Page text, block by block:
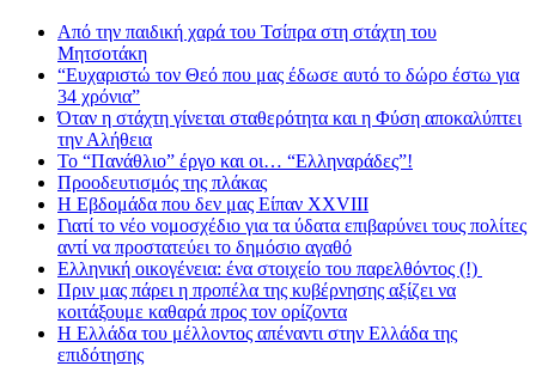
Από την παιδική χαρά του Τσίπρα στη στάχτη του
Μητσοτάκη
“Ευχαριστώ τον Θεό που μας έδωσε αυτό το δώρο έστω για
34 χρόνια”
Όταν η στάχτη γίνεται σταθερότητα και η Φύση αποκαλύπτει
την Αλήθεια
Το “Πανάθλιο” έργο και οι… “Ελληναράδες”!
Προοδευτισμός της πλάκας
Η Εβδομάδα που δεν μας Είπαν XXVIII
Γιατί το νέο νομοσχέδιο για τα ύδατα επιβαρύνει τους πολίτες
αντί να προστατεύει το δημόσιο αγαθό
Ελληνική οικογένεια: ένα στοιχείο του παρελθόντος (!)
Πριν μας πάρει η προπέλα της κυβέρνησης αξίζει να
κοιτάξουμε καθαρά προς τον ορίζοντα
Η Ελλάδα του μέλλοντος απέναντι στην Ελλάδα της
επιδότησης